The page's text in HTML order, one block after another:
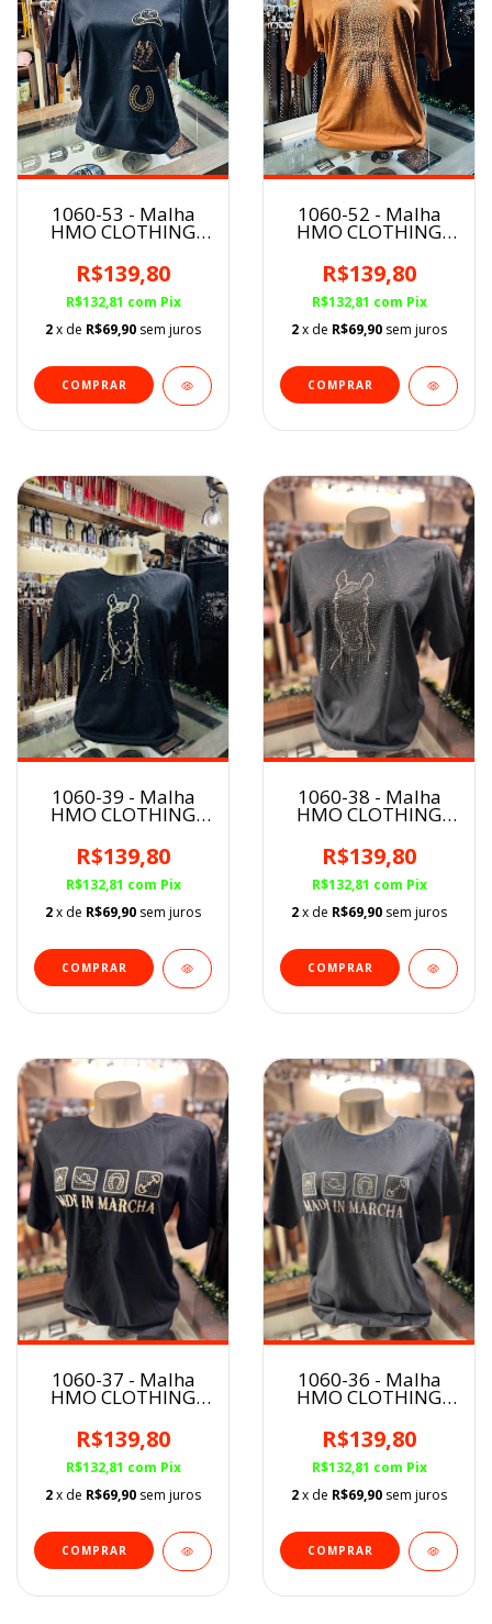
1060-53 - Malha
HMO CLOTHING
R$139,80
R$132,81 com Pix
2x de R$69,90 sem juros
COMPRAR
1060-52 - Malha
HMO CLOTHING
R$139,80
R$132,81 com Pix
2x de R$69,90 sem juros
COMPRAR
1060-39 - Malha
HMO CLOTHING
R$139,80
R$132,81 com Pix
2x de R$69,90 sem juros
COMPRAR
1060-38 - Malha
HMO CLOTHING
R$139,80
R$132,81 com Pix
2x de R$69,90 sem juros
COMPRAR
1060-37 - Malha
HMO CLOTHING
R$139,80
R$132,81 com Pix
2x de R$69,90 sem juros
COMPRAR
1060-36 - Malha
HMO CLOTHING
R$139,80
R$132,81 com Pix
2x de R$69,90 sem juros
COMPRAR